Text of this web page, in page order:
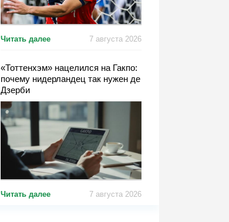
Читать далее 7 августа 2026
«Тоттенхэм» нацелился на Гакпо:
почему нидерландец так нужен де
Дзерби
Читать далее 7 августа 2026